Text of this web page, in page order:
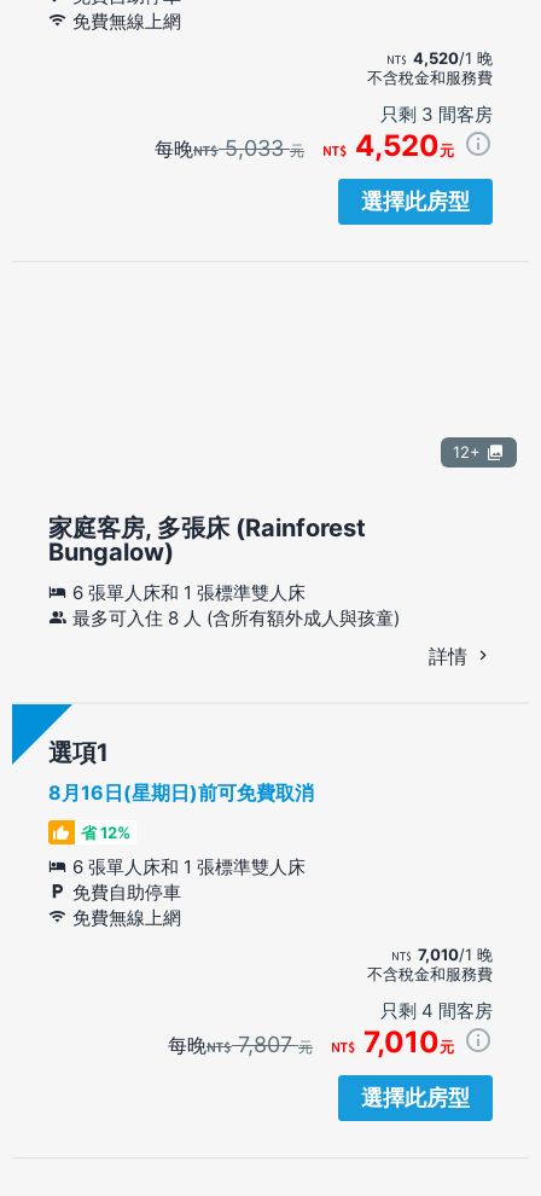
免費無線上網
4,520/1 晚
不含稅金和服務費
只剩 3 間客房
每晚 5,033元 4,520元
選擇此房型
12+
家庭客房, 多張床 (Rainforest
Bungalow)
6 張單人床和 1 張標準雙人床
最多可入住 8 人 (含所有額外成人與孩童)
詳情
選項
8月16日(星期日)前可免費取消
省 12%
6 張單人床和 1 張標準雙人床
免費自助停車
免費無線上網
7,010/1 晚
不含稅金和服務費
只剩 4 間客房
每晚 7,807元 7,010元
選擇此房型